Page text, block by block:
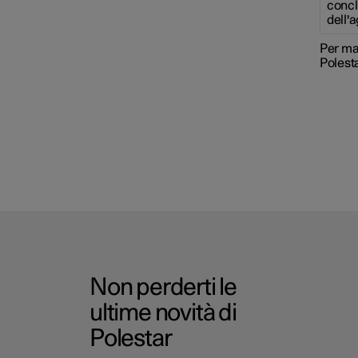
Per
Non perderti le
ultime novità di
Polestar